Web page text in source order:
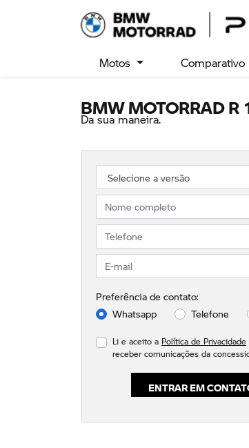
Motos Comparativo
BMW MOTORRADR
Da sua maneira.
Preferência de contato:
Whatsapp
Telefone
Li e aceito a Política de Privacidade
receber comunicações da
ENTRAR EM